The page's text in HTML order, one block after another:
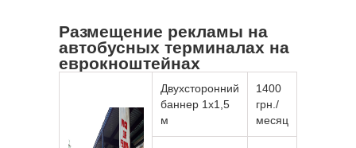
Размещение рекламы на
автобусных терминалах на
еврокноштейнах
Двухсторонний
баннер 1х1,5
м
1400
грн./
месяц